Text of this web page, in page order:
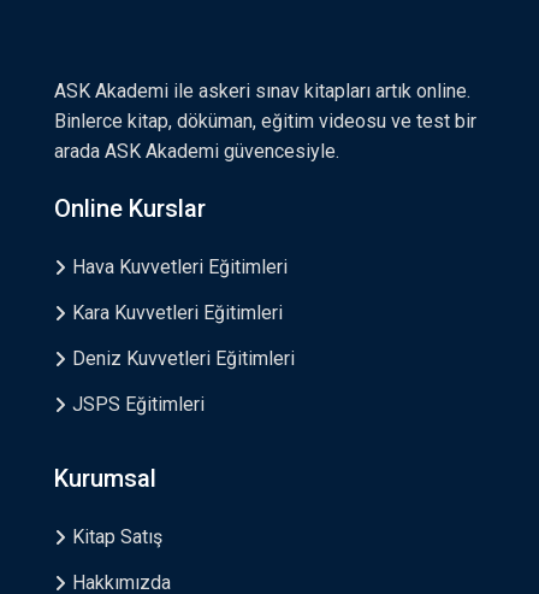
ASK Akademi ile askeri sınav kitapları artık online.
Binlerce kitap, döküman, eğitim videosu ve test bir
arada ASK Akademi güvencesiyle.
Online Kurslar
Hava Kuvvetleri Eğitimleri
Kara Kuvvetleri Eğitimleri
Deniz Kuvvetleri Eğitimleri
JSPS Eğitimleri
Kurumsal
Kitap Satış
Hakkımızda